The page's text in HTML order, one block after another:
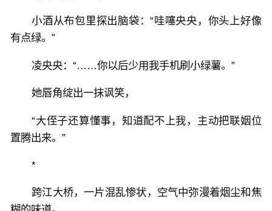
小酒从布包里探出脑袋：“哇噻央央，你头上好像
有点绿。”
凌央央：“……你以后少用我手机刷小绿薯。”
她唇角绽出一抹讽笑，
“大侄子还算懂事，知道配不上我，主动把联姻位
置腾出来。”
*
跨江大桥，一片混乱惨状，空气中弥漫着烟尘和焦